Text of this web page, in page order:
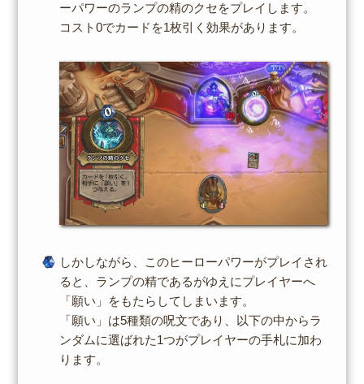
ーパワーのランプの精のクセをプレイします。
コスト0でカードを1枚引く効果があります。
しかしながら、このヒーローパワーがプレイされ
ると、ランプの精であるがゆえにプレイヤーへ
「願い」をもたらしてしまいます。
「願い」は5種類の呪文であり、以下の中からラ
ンダムに選ばれた1つがプレイヤーの手札に加わ
ります。